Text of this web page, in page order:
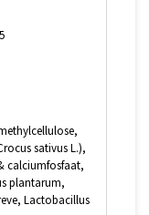
sativus L.),
calciumfosfaat,
plantarum,
Lactobacillus